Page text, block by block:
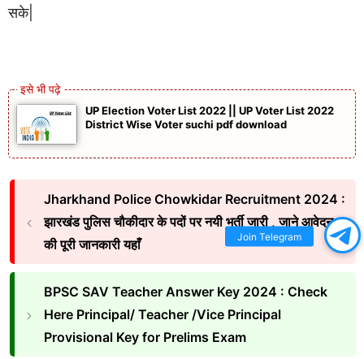
सके|
UP Election Voter List 2022 || UP Voter List 2022
District Wise Voter suchi pdf download
Jharkhand Police Chowkidar Recruitment 2024 :
झारखंड पुलिस चौकीदार के पदों पर नयी भर्ती जारी , जाने आवेदन
की पूरी जानकारी यहाँ
BPSC SAV Teacher Answer Key 2024 : Check
Here Principal/ Teacher /Vice Principal
Provisional Key for Prelims Exam
Join Telegram